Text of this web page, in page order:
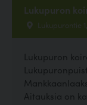
Lukupuron
Lukupurontie
Lukupuron
Aitauksia on